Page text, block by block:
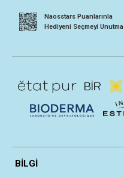
Naosstars Puanlarınla
Hediyeni Seçmeyi Unutma
BİLGİ